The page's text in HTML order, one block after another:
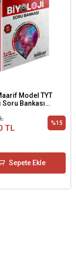
Model TYT
Bankası
TL %15
Sepete Ekle